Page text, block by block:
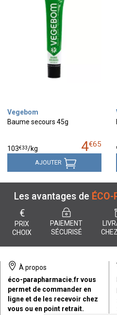
Vegebom
Baume secours 45g
4€65
103€33/kg
AJOUTER
Les avantages de
€
PRIX
CHOIX
PAIEMENT
SÉCURISÉ
À propos
éco-parapharmacie.fr vous
permet de commander en
ligne et de les recevoir chez
vous ou en point retrait.